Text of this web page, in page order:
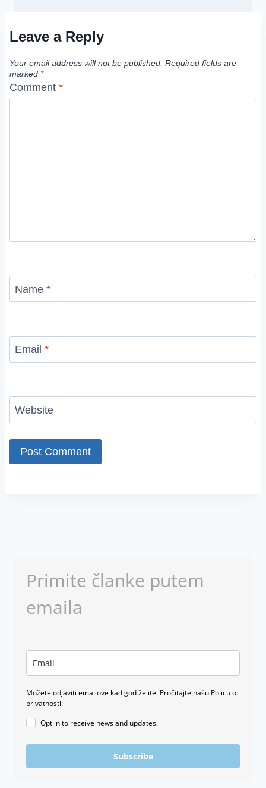
Leave a Reply
Your email address will not be published. Required fields are
marked *
Comment *
Name *
Email *
Website
Primite članke putem
emaila
Možete odjaviti emailove kad god želite. Pročitajte našu Policu o
privatnosti.
Opt in to receive news and updates.
Subscribe